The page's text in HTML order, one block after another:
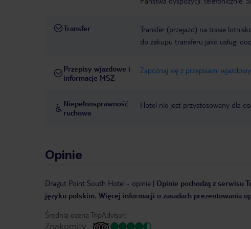
Transfer
Transfer (przejazd) na trasie
do zakupu transferu jako usługi
Przepisy wjazdowe i
informacje MSZ
Zapoznaj się z przepisami
Niepełnosprawność
ruchowa
Hotel nie jest przystosowany dla
Opinie
Dragut Point South Hotel - opinie | Opinie pochodzą z serwisu
języku polskim. Więcej informacji o zasadach prezentowania
Średnia ocena TripAdvisor:
Znakomity